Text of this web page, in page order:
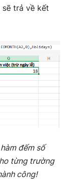
trả về kết
đếm số
từng trường
công!